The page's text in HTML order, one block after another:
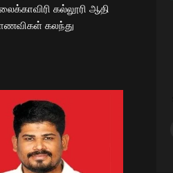
கல்லூரி ஆதி
கலந்து